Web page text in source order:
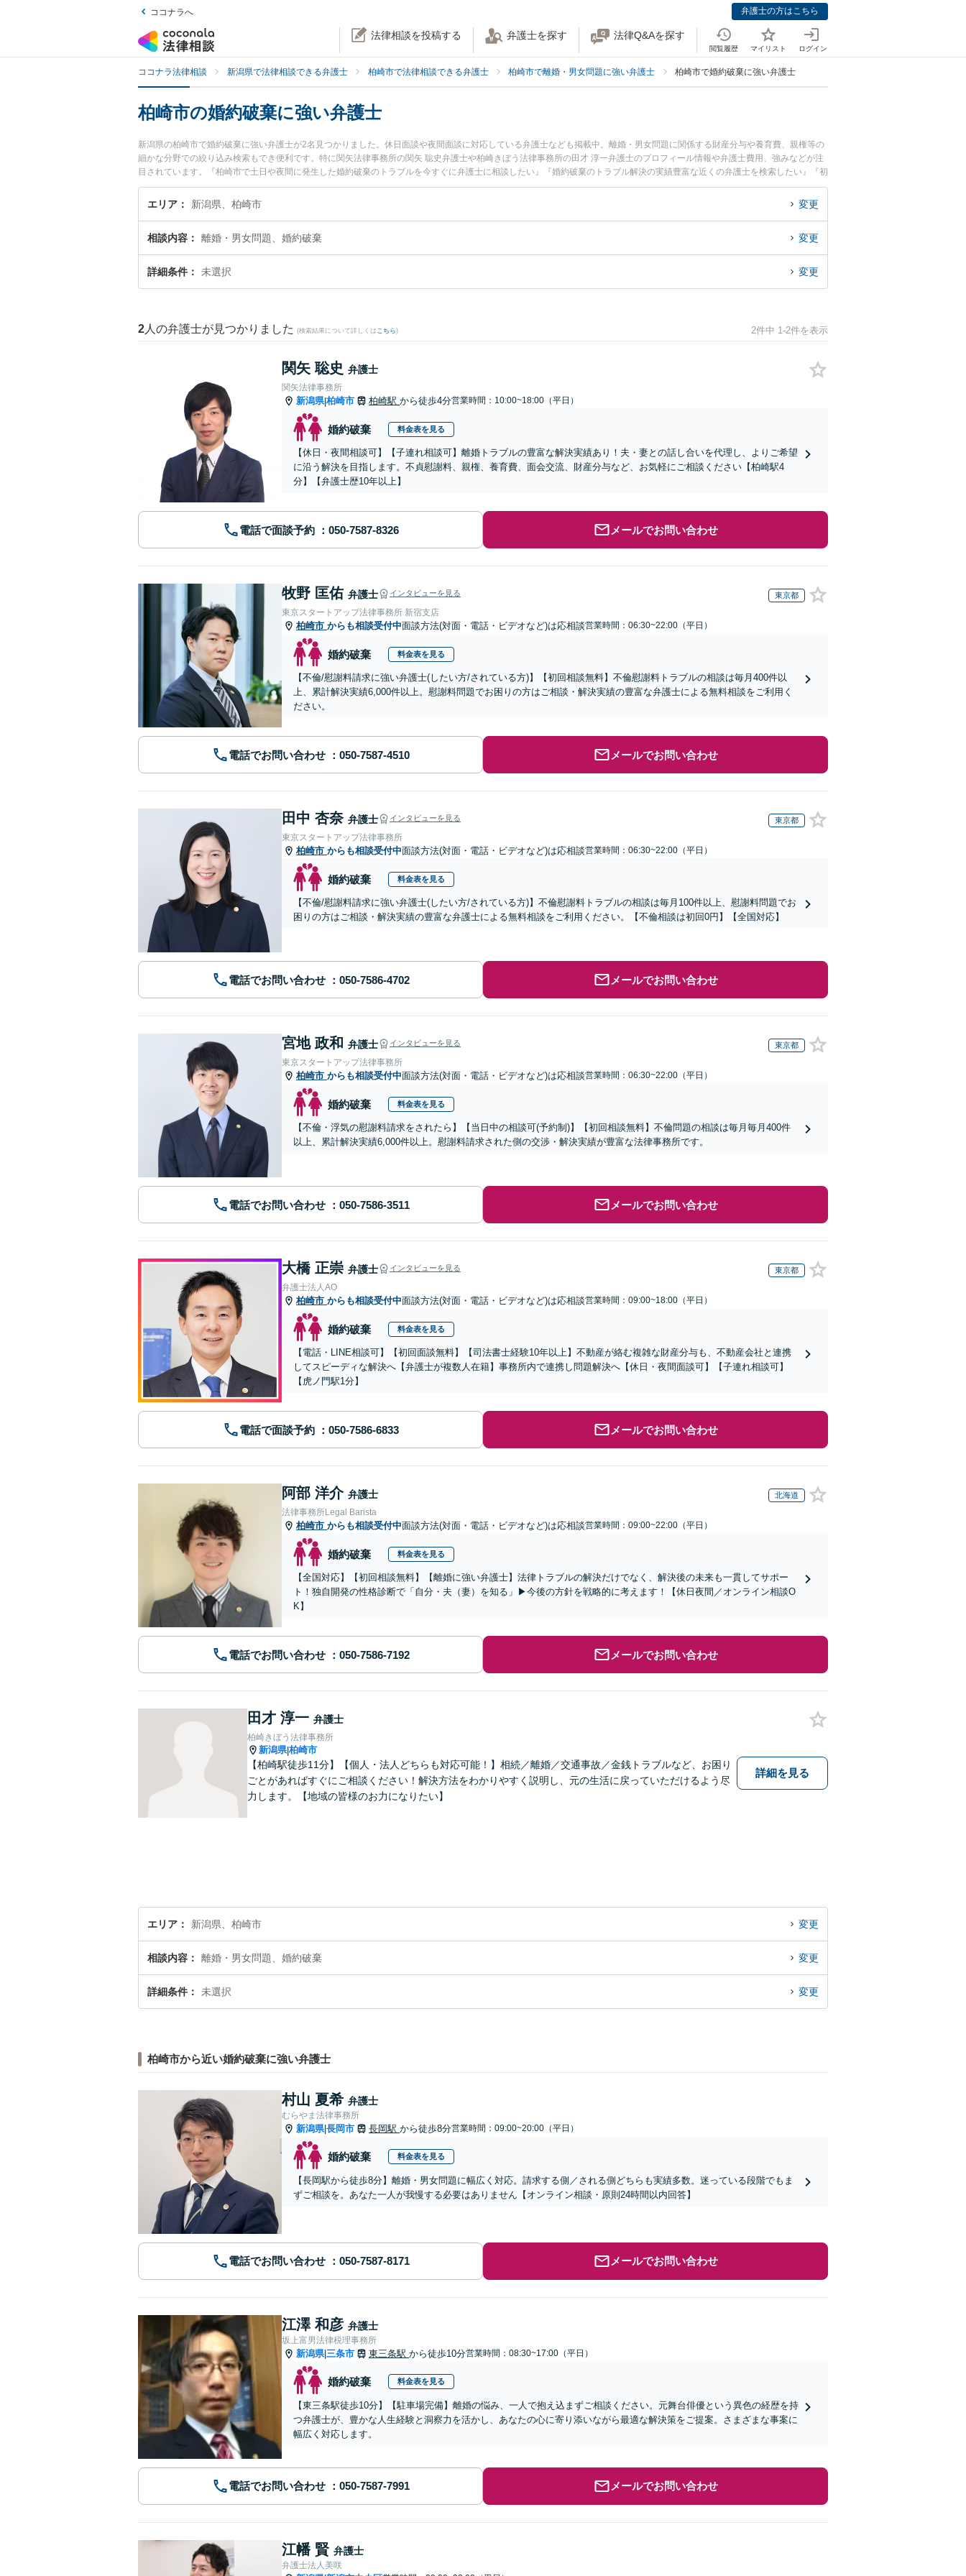
ココナラへ 弁護士の方はこちら
法律相談を投稿する 弁護士を探す 法律Q&Aを探す
閲覧履歴 マイリスト ログイン
ココナラ法律相談 新潟県で法律相談できる弁護士 柏崎市で法律相談できる弁護士 柏崎市で離婚・男女問題に強い弁護士 柏崎市で婚約破棄に強い弁護士
柏崎市の婚約破棄に強い弁護士
新潟県の柏崎市で婚約破棄に強い弁護士が2名見つかりました。休日面談や夜間面談に対応している弁護士なども掲載中。離婚・男女問題に関係する財産分与や養育費、親権等の
細かな分野での絞り込み検索もでき便利です。特に関矢法律事務所の関矢 聡史弁護士や柏崎きぼう法律事務所の田才 淳一弁護士のプロフィール情報や弁護士費用、強みなどが注
目されています。『柏崎市で土日や夜間に発生した婚約破棄のトラブルを今すぐに弁護士に相談したい』『婚約破棄のトラブル解決の実績豊富な近くの弁護士を検索したい』『初
回相談無料で婚約破棄を法律相談できる柏崎市内の弁護士に相談予約したい』などでお困りの相談者さんにおすすめです。
エリア 新潟県、柏崎市 変更
相談内容 離婚・男女問題、婚約破棄 変更
詳細条件 未選択 変更
2 人の弁護士が見つかりました (検索結果について詳しくは こちら) 2件中 1-2件を表示
関矢 聡史 弁護士
関矢法律事務所
新潟県|柏崎市 柏崎駅 から徒歩4分営業時間：10:00~18:00（平日）
婚約破棄 料金表を見る
【休日・夜間相談可】【子連れ相談可】離婚トラブルの豊富な解決実績あり！夫・妻との話し合いを代理し、よりご希望
に沿う解決を目指します。不貞慰謝料、親権、養育費、面会交流、財産分与など、お気軽にご相談ください【柏崎駅4
分】【弁護士歴10年以上】
電話で面談予約 メールでお問い合わせ
牧野 匡佑 弁護士 インタビューを見る 東京都
東京スタートアップ法律事務所 新宿支店
柏崎市 からも相談受付中面談方法(対面・電話・ビデオなど)は応相談営業時間：06:30~22:00（平日）
婚約破棄 料金表を見る
【不倫/慰謝料請求に強い弁護士(したい方/されている方)】【初回相談無料】不倫慰謝料トラブルの相談は毎月400件以
上、累計解決実績6,000件以上。慰謝料問題でお困りの方はご相談・解決実績の豊富な弁護士による無料相談をご利用く
ださい。
電話でお問い合わせ メールでお問い合わせ
田中 杏奈 弁護士 インタビューを見る 東京都
東京スタートアップ法律事務所
柏崎市 からも相談受付中面談方法(対面・電話・ビデオなど)は応相談営業時間：06:30~22:00（平日）
婚約破棄 料金表を見る
【不倫/慰謝料請求に強い弁護士(したい方/されている方)】不倫慰謝料トラブルの相談は毎月100件以上、慰謝料問題でお
困りの方はご相談・解決実績の豊富な弁護士による無料相談をご利用ください。【不倫相談は初回0円】【全国対応】
電話でお問い合わせ メールでお問い合わせ
宮地 政和 弁護士 インタビューを見る 東京都
東京スタートアップ法律事務所
柏崎市 からも相談受付中面談方法(対面・電話・ビデオなど)は応相談営業時間：06:30~22:00（平日）
婚約破棄 料金表を見る
【不倫・浮気の慰謝料請求をされたら】【当日中の相談可(予約制)】【初回相談無料】不倫問題の相談は毎月毎月400件
以上、累計解決実績6,000件以上。慰謝料請求された側の交渉・解決実績が豊富な法律事務所です。
電話でお問い合わせ メールでお問い合わせ
大橋 正崇 弁護士 インタビューを見る 東京都
弁護士法人AO
柏崎市 からも相談受付中面談方法(対面・電話・ビデオなど)は応相談営業時間：09:00~18:00（平日）
婚約破棄 料金表を見る
【電話・LINE相談可】【初回面談無料】【司法書士経験10年以上】不動産が絡む複雑な財産分与も、不動産会社と連携
してスピーディな解決へ【弁護士が複数人在籍】事務所内で連携し問題解決へ【休日・夜間面談可】【子連れ相談可】
【虎ノ門駅1分】
電話で面談予約 メールでお問い合わせ
阿部 洋介 弁護士 北海道
法律事務所Legal Barista
柏崎市 からも相談受付中面談方法(対面・電話・ビデオなど)は応相談営業時間：09:00~22:00（平日）
婚約破棄 料金表を見る
【全国対応】【初回相談無料】【離婚に強い弁護士】法律トラブルの解決だけでなく、解決後の未来も一貫してサポー
ト！独自開発の性格診断で「自分・夫（妻）を知る」▶︎今後の方針を戦略的に考えます！【休日夜間／オンライン相談O
K】
電話でお問い合わせ メールでお問い合わせ
田才 淳一 弁護士
柏崎きぼう法律事務所
新潟県|柏崎市
【柏崎駅徒歩11分】【個人・法人どちらも対応可能！】相続／離婚／交通事故／金銭トラブルなど、お困り
ごとがあればすぐにご相談ください！解決方法をわかりやすく説明し、元の生活に戻っていただけるよう尽
力します。【地域の皆様のお力になりたい】
詳細を見る
エリア 新潟県、柏崎市 変更
相談内容 離婚・男女問題、婚約破棄 変更
詳細条件 未選択 変更
柏崎市から近い婚約破棄に強い弁護士
村山 夏希 弁護士
むらやま法律事務所
新潟県|長岡市 長岡駅 から徒歩8分営業時間：09:00~20:00（平日）
婚約破棄 料金表を見る
【長岡駅から徒歩8分】離婚・男女問題に幅広く対応。請求する側／される側どちらも実績多数。迷っている段階でもま
ずご相談を。あなた一人が我慢する必要はありません【オンライン相談・原則24時間以内回答】
電話でお問い合わせ メールでお問い合わせ
江澤 和彦 弁護士
坂上富男法律税理事務所
新潟県| 三条市 東三条駅 から徒歩10分営業時間：08:30~17:00（平日）
婚約破棄 料金表を見る
【東三条駅徒歩10分】【駐車場完備】離婚の悩み、一人で抱え込まずご相談ください。元舞台俳優という異色の経歴を持
つ弁護士が、豊かな人生経験と洞察力を活かし、あなたの心に寄り添いながら最適な解決策をご提案。さまざまな事案に
幅広く対応します。
電話でお問い合わせ メールでお問い合わせ
江幡 賢 弁護士
弁護士法人美咲